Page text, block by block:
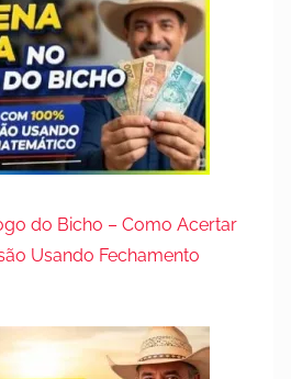
do Bicho – Como Acertar
Usando Fechamento